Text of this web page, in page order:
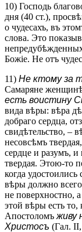
10) Господь
дня (40 ст.),
о чудесахъ, въ
слова. Это
Божіе. Не отъ
11) Не ктому за
Самаряне
есть воистину
вида вѣры: вѣра
добраго сердца,
свидѣтельство, –
несовсѣмъ
сердце и разумъ,
твердая. Этою-то
когда
вѣры должно
не поверхностно,
этой вѣры есть то,
Апостоломъ живу
Христосъ (Гал.